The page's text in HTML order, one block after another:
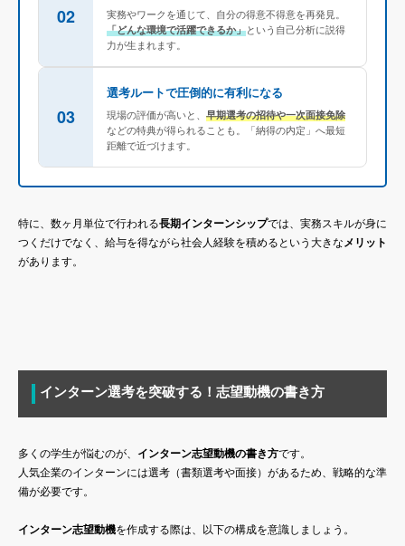
02
実務やワークを通じて、自分の得意不得意を再発見。
「どんな環境で活躍できるか」という自己分析に説得
力が生まれます。
03
選考ルートで圧倒的に有利になる
現場の評価が高いと、 早期選考の招待や一次面接免除
などの特典が得られることも。「納得の内定」へ最短
距離で近づけます。
特に、数ヶ月単位で行われる長期インターンシップでは、実務スキルが身に
つくだけでなく、給与を得ながら社会人経験を積めるという大きなメリット
があります。
インターン選考を突破する！志望動機の書き方
多くの学生が悩むのが、 インターン志望動機の書き方です。
人気企業のインターンには選考（書類選考や面接）があるため、戦略的な準
備が必要です。
インターン志望動機を作成する際は、以下の構成を意識しましょう。